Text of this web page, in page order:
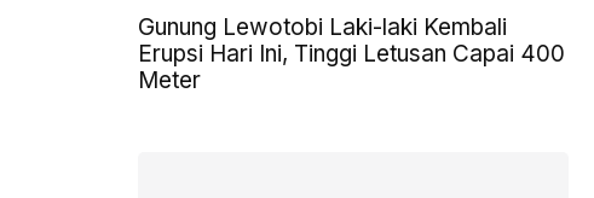
Gunung Lewotobi Laki-laki Kembali
Erupsi Hari Ini, Tinggi Letusan Capai 400
Meter